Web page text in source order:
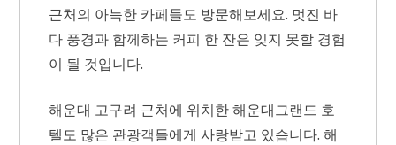
근처의 아늑한 카페들도 방문해보세요. 멋진 바
다 풍경과 함께하는 커피 한 잔은 잊지 못할 경험
이 될 것입니다.
해운대 고구려 근처에 위치한 해운대그랜드 호
텔도 많은 관광객들에게 사랑받고 있습니다. 해